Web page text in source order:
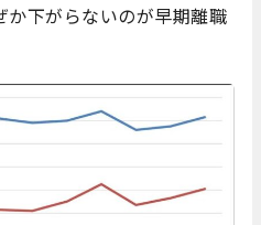
か下がらないのが早期離職